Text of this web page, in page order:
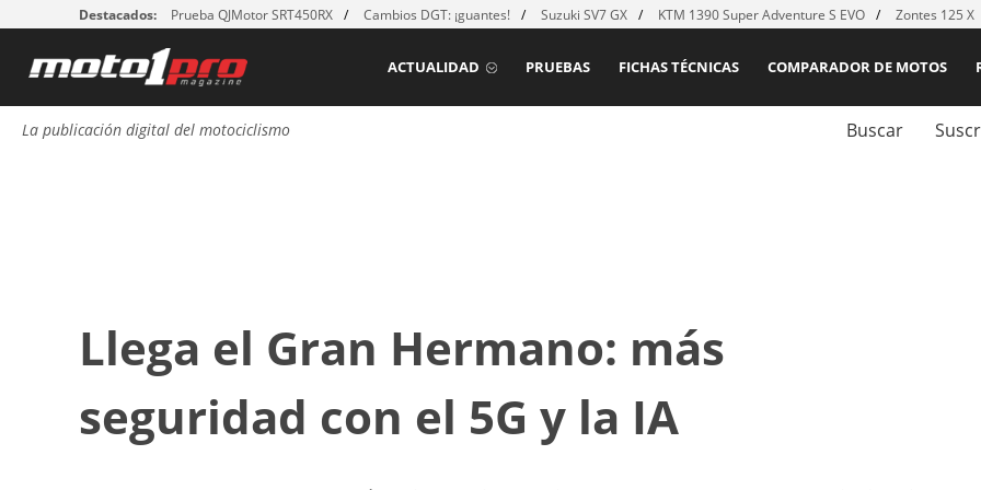
Destacados: Prueba QJMotor SRT450RX Cambios DGT: ¡guantes! Suzuki SV7 GX KTM 1390 Super Adventure S EVO Zontes 125 X
COMPARADOR DE MOTOS
FICHAS TÉCNICAS
PRUEBAS
ACTUALIDAD
La publicación digital del motociclismo Buscar
Llega el Gran Hermano: más
seguridad con el 5G y la IA